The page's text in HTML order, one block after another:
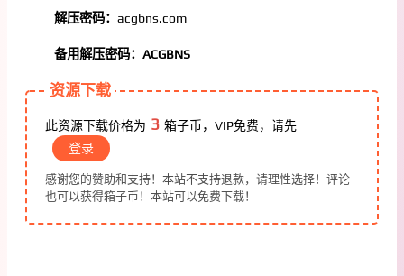
解压密码： acgbns.com
备用解压密码：ACGBNS
资源下载
此资源下载价格为 3 箱子币，VIP免费，请先
登录
感谢您的赞助和支持！本站不支持退款，请理性选择！评论
也可以获得箱子币！本站可以免费下载！